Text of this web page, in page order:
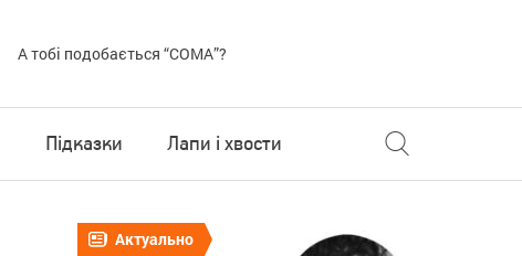
А тобі подобається “COMA”?
Підказки Лапи і хвости
Актуально